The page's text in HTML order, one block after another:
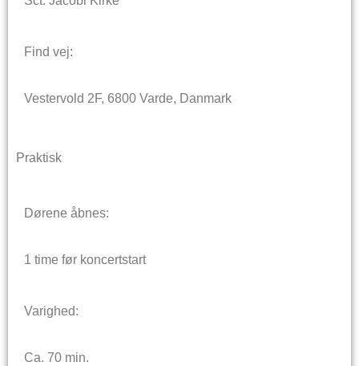
Find vej:
Vestervold 2F, 6800 Varde, Danmark
Praktisk
Dørene åbnes:
1 time før koncertstart
Varighed:
Ca. 70 min.